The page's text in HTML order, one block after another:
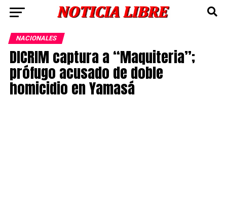
NACIONALES
DICRIM captura a “Maquiteria”;
prófugo acusado de doble
homicidio en Yamasá